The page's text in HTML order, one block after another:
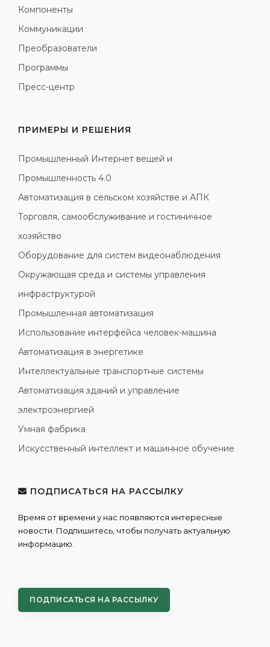
Компоненты
Коммуникации
Преобразователи
Программы
Пресс-центр
ПРИМЕРЫ И РЕШЕНИЯ
Промышленный Интернет вещей и
Промышленность 4.0
Автоматизация в сельском хозяйстве и АПК
Торговля, самообслуживание и гостиничное
хозяйство
Оборудование для систем видеонаблюдения
Окружающая среда и системы управления
инфраструктурой
Промышленная автоматизация
Использование интерфейса человек-машина
Автоматизация в энергетике
Интеллектуальные транспортные системы
Автоматизация зданий и управление
электроэнергией
Умная фабрика
Искусственный интеллект и машинное обучение
ПОДПИСАТЬСЯ НА РАССЫЛКУ
Время от времени у нас появляются интересные
новости. Подпишитесь, чтобы получать актуальную
информацию.
ПОДПИСАТЬСЯ НА РАССЫЛКУ